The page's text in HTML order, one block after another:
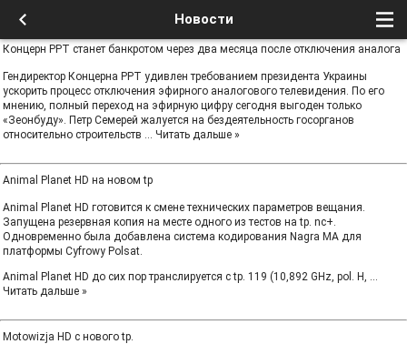
Новости
Концерн РРТ станет банкротом через два месяца после отключения аналога
Гендиректор Концерна РРТ удивлен требованием президента Украины
ускорить процесс отключения эфирного аналогового телевидения. По его
мнению, полный переход на эфирную цифру сегодня выгоден только
«Зеонбуду». Петр Семерей жалуется на бездеятельность госорганов
относительно строительств ... Читать дальше »
Animal Planet HD на новом tp
Animal Planet HD готовится к смене технических параметров вещания.
Запущена резервная копия на месте одного из тестов на tр. nc+.
Одновременно была добавлена система кодирования Nagra MA для
платформы Cyfrowy Polsat.
Animal Planet HD до сих пор транслируется с tp. 119 (10,892 GHz, pol. H, ...
Читать дальше »
Motowizja HD с нового tp.